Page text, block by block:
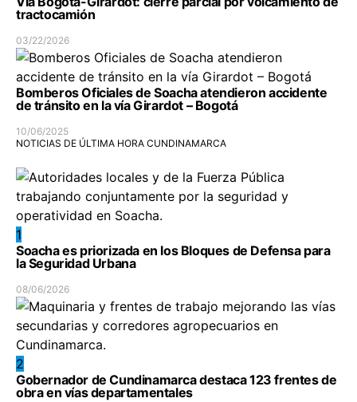
tractocamión
03/22/2026
Bomberos Oficiales de Soacha atendieron accidente
de tránsito en la vía Girardot – Bogotá
10/06/2025
NOTICIAS DE ÚLTIMA HORA CUNDINAMARCA
1
Soacha es priorizada en los Bloques de Defensa para
la Seguridad Urbana
08/06/2026
2
Gobernador de Cundinamarca destaca 123 frentes de
obra en vías departamentales